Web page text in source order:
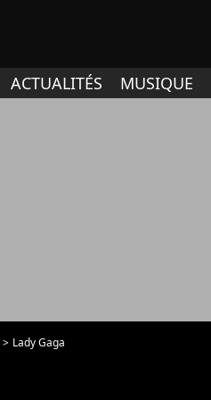
ACTUALITÉS MUSIQUE
Lady Gaga